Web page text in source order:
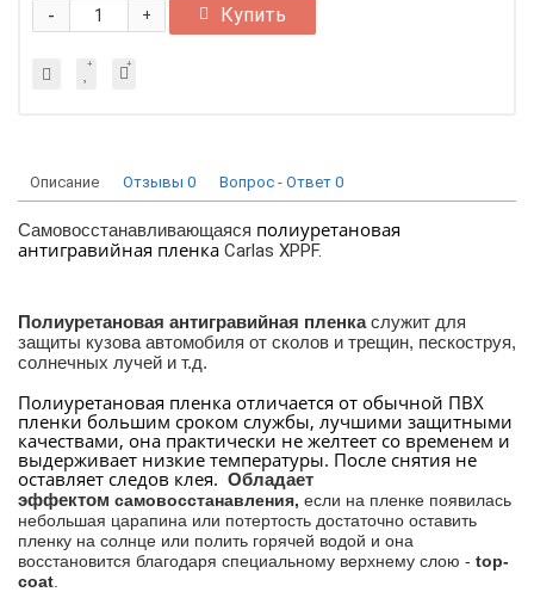
+
- Купить
Описание Отзывы 0 Вопрос - Ответ 0
Самовосстанавливающаяся полиуретановая
антигравийная пленка Carlas XPPF.
Полиуретановая антигравийная пленкаслужит для
защиты кузова автомобиля от сколов и трещин, пескоструя,
солнечных лучей и т.д.
Полиуретановая пленка отличается от обычной ПВХ
пленки большим сроком службы, лучшими защитными
качествами, она практически не желтеет со временем и
выдерживает низкие температуры. После снятия не
оставляет следов клея. Обладает
эффектом самовосстанавления, если на пленке появилась
небольшая царапина или потертость достаточно оставить
пленку на солнце или полить горячей водой и она
восстановится благодаря специальному верхнему слою - top-
coat